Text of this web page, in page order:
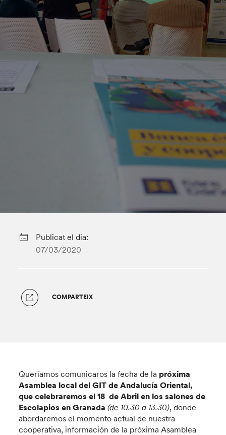
Publicat el dia:
07/03/2020
COMPARTEIX
Queríamos comunicaros la fecha de la próxima
Asamblea local del GIT de Andalucía Oriental,
que celebraremos el 18 de Abrilen los salones de
Escolapios en Granada(de 10.30 a 13.30), donde
abordaremos el momento actual de nuestra
cooperativa, información de la próxima Asamblea